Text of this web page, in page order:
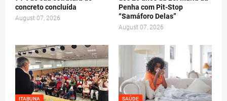
concreto concluída
August 07, 2026
Penha com Pit-Stop
“Samáforo Delas”
August 07, 2026
ITABUNA SAÚDE